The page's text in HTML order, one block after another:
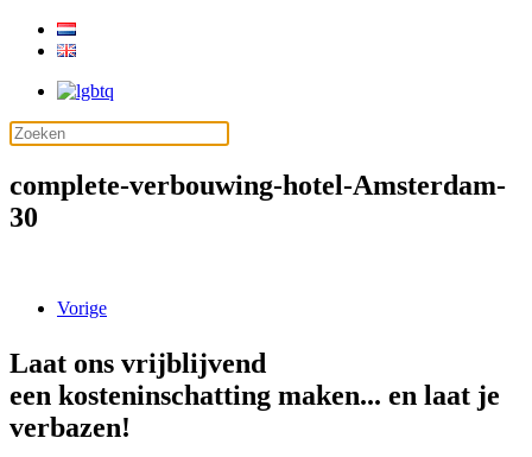
complete-verbouwing-hotel-Amsterdam-
30
Vorige
Laat ons vrijblijvend
een kosteninschatting maken... en laat je
verbazen!